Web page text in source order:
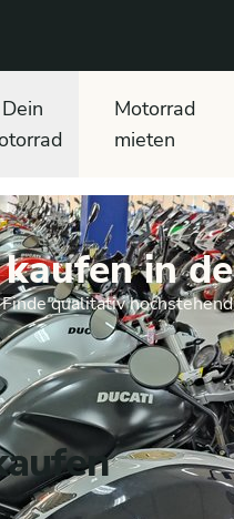
Dein
Motorrad
mieten
in
qualitativ